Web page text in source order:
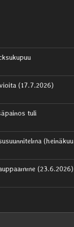
(17.7.2026)
tuli
(23.6.2026)